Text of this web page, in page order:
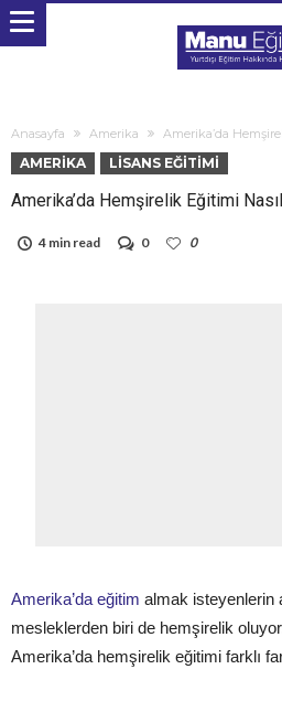
Anasayfa Amerika Amerika’da
AMERIKA LISANS EĞITIMI
Amerika’da Hemşirelik Eğitimi Nasıl
4 min read 0 0
Amerika’da eğitim almak isteyenlerin
mesleklerden biri de hemşirelik
Amerika’da hemşirelik eğitimi farklı